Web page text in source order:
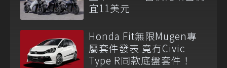
宜11美元
Honda Fit無限Mugen專
屬套件發表 竟有Civic
Type R同款底盤套件！